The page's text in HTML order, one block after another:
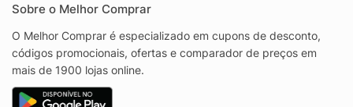
Sobre o Melhor Comprar
O Melhor Comprar é especializado em cupons de desconto,
códigos promocionais, ofertas e comparador de preços em
mais de 1900 lojas online.